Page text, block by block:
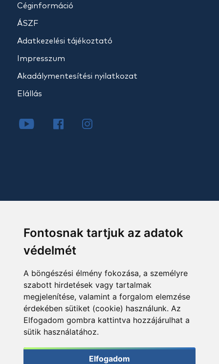
Fontosnak tartjuk az adatok
védelmét
A böngészési élmény fokozása, a személyre
szabott hirdetések vagy tartalmak
megjelenítése, valamint a forgalom elemzése
érdekében sütiket (cookie) használunk. Az
Elfogadom gombra kattintva hozzájárulhat a
sütik használatához.
Elfogadom
Céginformáció
ÁSZF
Adatkezelési tájékoztató
Impresszum
Akadálymentesítési nyilatkozat
Elállás